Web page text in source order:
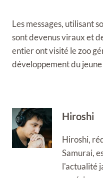
Les messages, utilisant
sont devenus viraux et
entier ont visité le zoo
développement du
Hiroshi
Hiroshi,
Samurai,
l'actualité